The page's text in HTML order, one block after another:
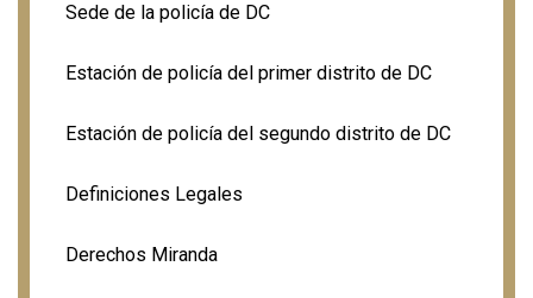
Sede de la policía de DC
Estación de policía del primer distrito de DC
Estación de policía del segundo distrito de DC
Definiciones Legales
Derechos Miranda